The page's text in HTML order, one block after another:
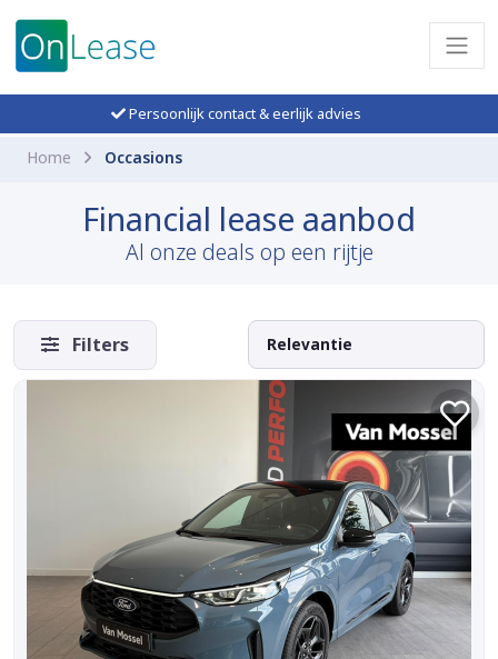
Persoonlijk contact & eerlijk advies
Home Occasions
Financial lease aanbod
Al onze deals op een rijtje
Filters